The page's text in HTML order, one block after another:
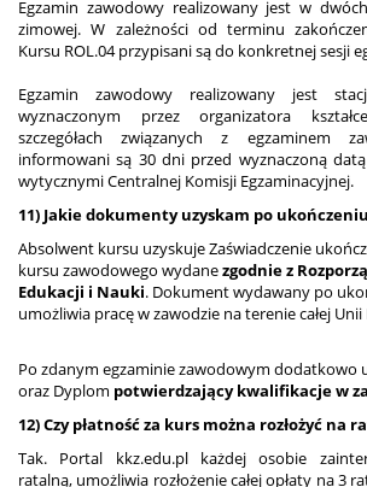
Egzamin zawodowy realizowany jest w
zimowej. W zależności od terminu
Kursu ROL.04 przypisani są do konkretnej sesji
Egzamin zawodowy realizowany jest
wyznaczonym przez organizatora
szczegółach związanych z egzaminem
informowani są 30 dni przed wyznaczoną
wytycznymi Centralnej Komisji Egzaminacyjnej.
11) Jakie dokumenty uzyskam po
Absolwent kursu uzyskuje Zaświadczenie
kursu zawodowego wydanezgodnie z
Edukacji i Nauki. Dokument wydawany po
umożliwia pracę w zawodzie na terenie całej
Po zdanym egzaminie zawodowym dodatkowo
oraz Dyplom potwierdzający kwalifikacje w
12) Czy płatność za kurs można rozłożyć na
Tak. Portal kkz.edu.pl każdej osobie
ratalną, umożliwia rozłożenie całej opłaty na 3